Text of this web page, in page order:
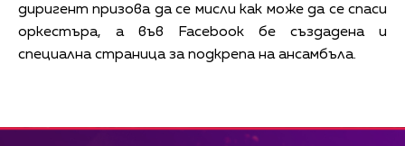
диригент призова да се мисли как може да се спаси
оркестъра, а във Facebook бе създадена и
специална страница за подкрепа на ансамбъла.